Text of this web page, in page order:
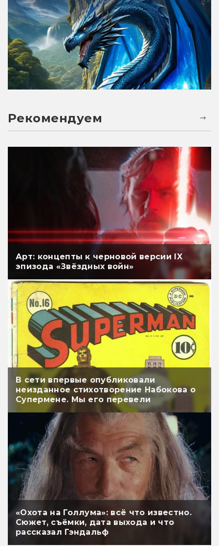
Рекомендуем
Арт: концепты к черновой версии IX
эпизода «Звёздных войн»
В сети впервые опубликовали
неизданное стихотворение Набокова о
Супермене. Мы его перевели
«Охота на Голлума»: всё что известно.
Сюжет, съёмки, дата выхода и что
рассказал Гэндальф